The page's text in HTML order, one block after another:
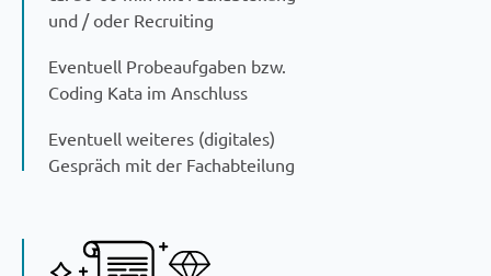
und / oder Recruiting
Eventuell Probeaufgaben bzw.
Coding Kata im Anschluss
Eventuell weiteres (digitales)
Gespräch mit der Fachabteilung